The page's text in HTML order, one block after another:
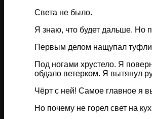
Света не было.
Я знаю, что будет дальше. Но
Первым делом нащупал
Под ногами хрустело. Я
обдало ветерком. Я вытянул
Чёрт с ней! Самое главное я
Но почему не горел свет на